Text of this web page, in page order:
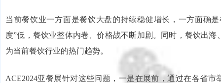
当前餐饮业一方面是餐饮大盘的持续稳健增长，一方面确
度”低，餐饮业整体内卷、价格战不断加剧。同时，餐饮出海
为当前餐饮行业的热门趋势。
ACE2024亚餐展针对这些问题，一是在展前，通过在各省市